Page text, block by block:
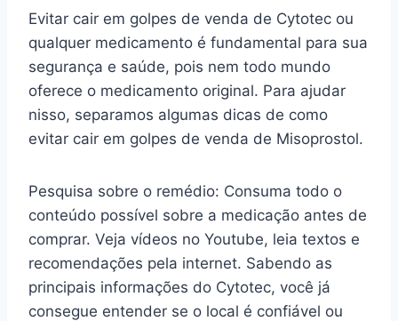
Evitar cair em golpes de venda de Cytotec ou
qualquer medicamento é fundamental para sua
segurança e saúde, pois nem todo mundo
oferece o medicamento original. Para ajudar
nisso, separamos algumas dicas de como
evitar cair em golpes de venda de Misoprostol.
Pesquisa sobre o remédio: Consuma todo o
conteúdo possível sobre a medicação antes de
comprar. Veja vídeos no Youtube, leia textos e
recomendações pela internet. Sabendo as
principais informações do Cytotec, você já
consegue entender se o local é confiável ou